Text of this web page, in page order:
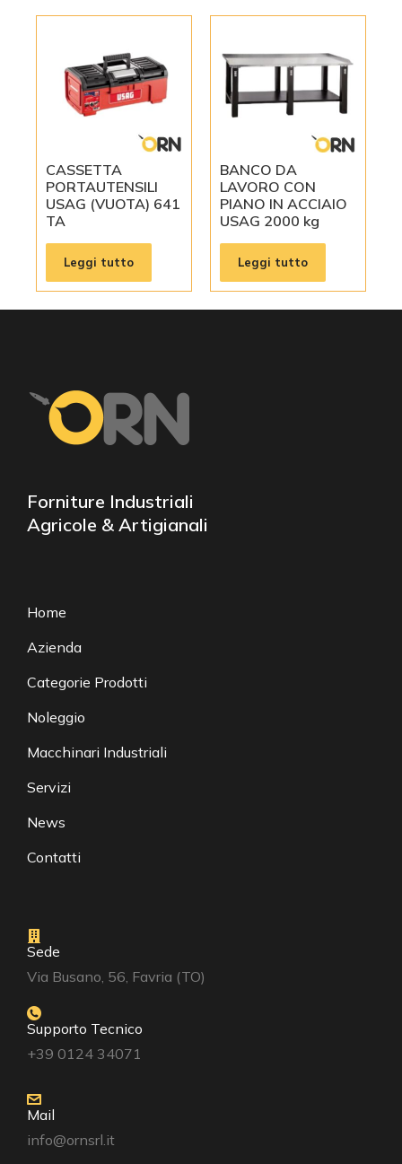
CASSETTA
PORTAUTENSILI
USAG (VUOTA) 641
TA
Leggi tutto
BANCO DA
LAVORO CON
PIANO IN ACCIAIO
USAG 2000 kg
Leggi tutto
Forniture Industriali
Agricole & Artigianali
Home
Azienda
Categorie Prodotti
Noleggio
Macchinari Industriali
Servizi
News
Contatti
Sede
Via Busano, 56, Favria (TO)
Supporto Tecnico
+39 0124 34071
Mail
info@ornsrl.it